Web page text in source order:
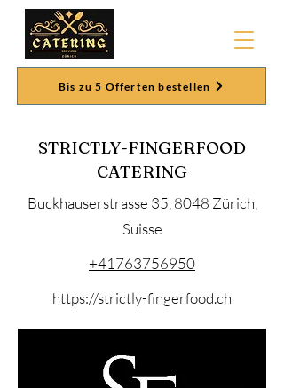
Bis zu 5 Offerten bestellen
STRICTLY-FINGERFOOD
CATERING
Buckhauserstrasse 35, 8048 Zürich,
Suisse
+41763756950
https://strictly-fingerfood.ch